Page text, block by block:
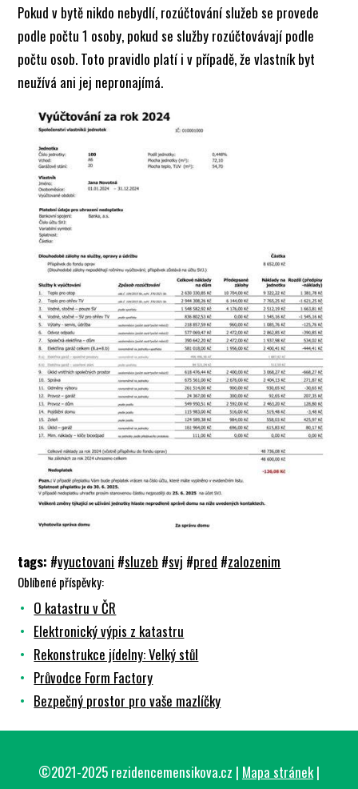
Pokud v bytě nikdo nebydlí, rozúčtování služeb se provede
podle počtu 1 osoby, pokud se služby rozúčtovávají podle
počtu osob. Toto pravidlo platí i v případě, že vlastník byt
neužívá ani jej nepronajímá.
tags: #vyuctovani #sluzeb #svj #pred #zalozenim
Oblíbené příspěvky:
O katastru v ČR
Elektronický výpis z katastru
Rekonstrukce jídelny: Velký stůl
Průvodce Form Factory
Bezpečný prostor pro vaše mazlíčky
©2021-2025 rezidencemensikova.cz | Mapa stránek|